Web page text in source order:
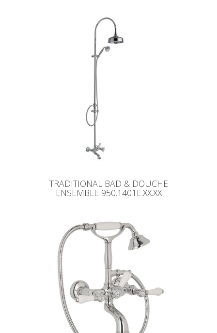
TRADITIONAL BAD & DOUCHE
ENSEMBLE 950.1401E.XX.XX